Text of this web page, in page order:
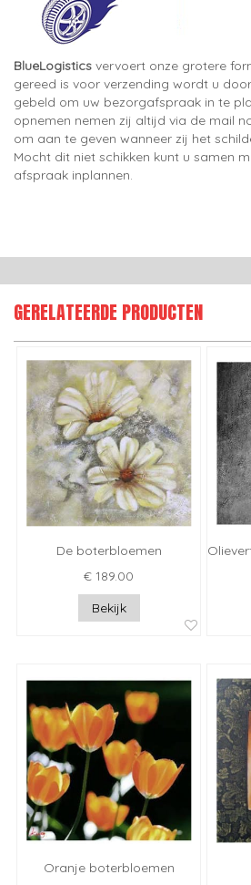
BlueLogistics vervoert onze grotere
gereed is voor verzending wordt u
gebeld om uw bezorgafspraak in te
opnemen nemen zij altijd via de mail
om aan te geven wanneer zij het
Mocht dit niet schikken kunt u samen
afspraak inplannen.
GERELATEERDE PRODUCTEN
De boterbloemen
€ 189.00
Bekijk
Oranje boterbloemen